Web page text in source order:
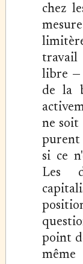
chez
libre —
de la
ne soit
purent
si ce
Les
point